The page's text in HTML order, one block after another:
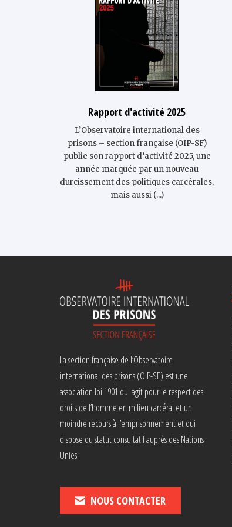
Rapport d'activité 2025
L’Observatoire international des
prisons – section française (OIP-SF)
publie son rapport d’activité 2025, une
année marquée par un nouveau
durcissement des politiques carcérales,
mais aussi (...)
La section française de l’Observatoire
international des prisons (OIP-SF) est une
association loi 1901 qui agit pour le respect des
droits de l’homme en milieu carcéral et un
moindre recours à l’emprisonnement et qui
dispose du statut consultatif auprès des Nations
Unies.
NOUS CONTACTER